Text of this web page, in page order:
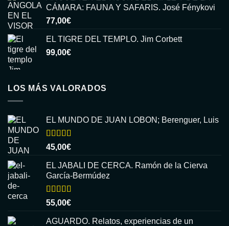
CÁMARA: FAUNA Y SAFARIS. José Fénykovi
77,00€
EL TIGRE DEL TEMPLO. Jim Corbett
99,00€
LOS MÁS VALORADOS
EL MUNDO DE JUAN LOBON; Berenguer, Luis
Valorado
con
5
45,00€
EL JABALI DE CERCA. Ramón de la Cierva
García-Bermúdez
Valorado
con
5
55,00€
AGUARDO. Relatos, experiencias de un